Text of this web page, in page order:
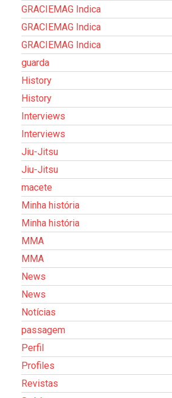
GRACIEMAG Indica
GRACIEMAG Indica
GRACIEMAG Indica
guarda
History
History
Interviews
Interviews
Jiu-Jitsu
Jiu-Jitsu
macete
Minha história
Minha história
MMA
MMA
News
News
Notícias
passagem
Perfil
Profiles
Revistas